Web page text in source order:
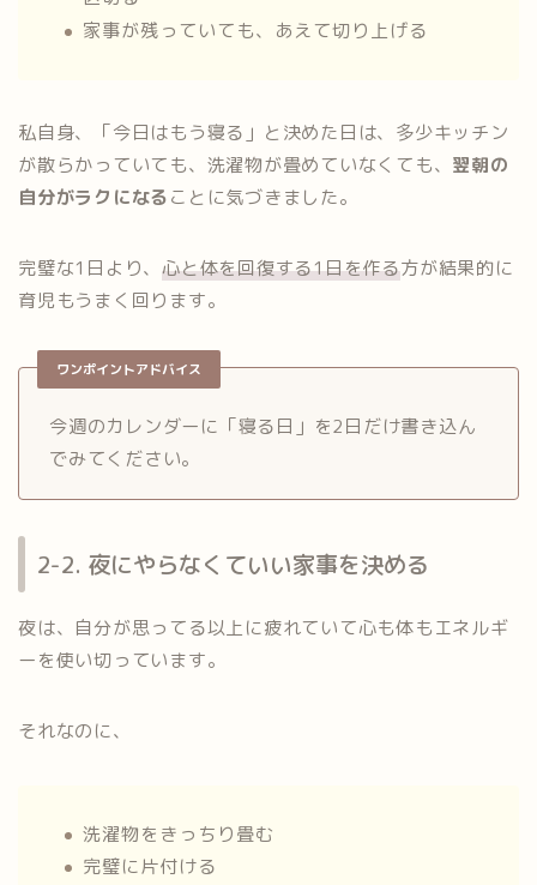
家事が残っていても、あえて切り上げる
私自身、「今日はもう寝る」と決めた日は、多少キッチン
が散らかっていても、洗濯物が畳めていなくても、 翌朝の
自分がラクになることに気づきました。
完璧な1日より、心と体を回復する1日を作る方が結果的に
育児もうまく回ります。
ワンポイントアドバイス
今週のカレンダーに「寝る日」を2日だけ書き込ん
でみてください。
2-2. 夜にやらなくていい家事を決める
夜は、自分が思ってる以上に疲れていて心も体もエネルギ
ーを使い切っています。
それなのに、
洗濯物をきっちり畳む
完璧に片付ける